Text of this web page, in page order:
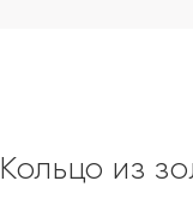
Кольцо из